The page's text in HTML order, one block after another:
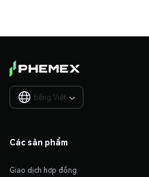
tiếng Việt 
Các sản phẩm
Giao dịch hợp đồng